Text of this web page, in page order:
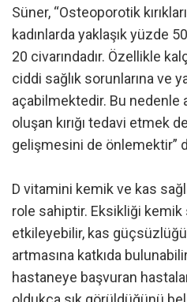
Süner, “Osteoporotik
kadınlarda yaklaşık yüzde
20 civarındadır. Özellikle
ciddi sağlık sorunlarına ve
açabilmektedir. Bu nedenle
oluşan kırığı tedavi etmek
gelişmesini de önlemektir”
D vitamini kemik ve kas
role sahiptir. Eksikliği kemik
etkileyebilir, kas
artmasına katkıda
hastaneye başvuran